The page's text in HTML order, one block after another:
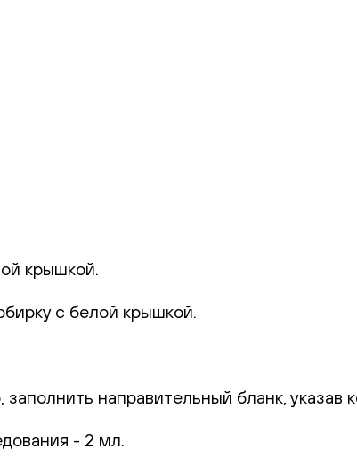
крышкой.
с белой крышкой.
направительный бланк, указав
- 2 мл.